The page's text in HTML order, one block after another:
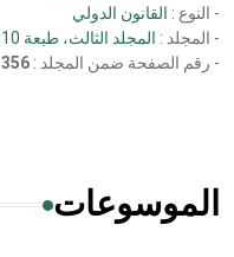
- النوع : القانون الدولي
- المجلد : المجلد الثالث، طبعة 2010، دمشق
- رقم الصفحة ضمن المجلد : 356
الموسوعات